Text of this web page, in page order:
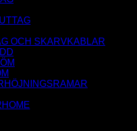
OCH SKARVKABLAR